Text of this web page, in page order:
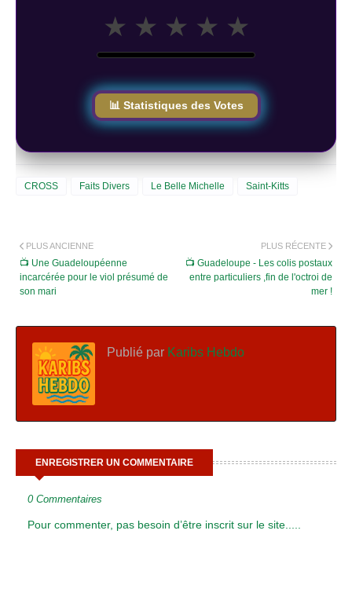
★ ★ ★ ★ ★
📊 Statistiques des Votes
CROSS Faits Divers Le Belle Michelle Saint-Kitts
PLUS RÉCENTE
📺 Guadeloupe - Les colis postaux
entre particuliers ,fin de l'octroi de
mer !
PLUS ANCIENNE
📺 Une Guadeloupéenne
incarcérée pour le viol présumé de
son mari
Publié par Karibs Hebdo
ENREGISTRER UN COMMENTAIRE
0 Commentaires
Pour commenter, pas besoin d’être inscrit sur le site.....